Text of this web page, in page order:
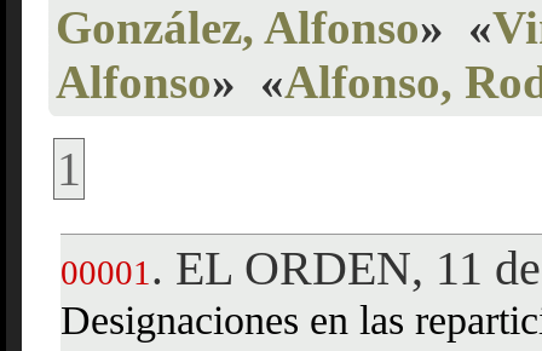
González, Alfonso» «
Alfonso» «Alfonso,
1
00001 . EL ORDEN, 11
Designaciones en las